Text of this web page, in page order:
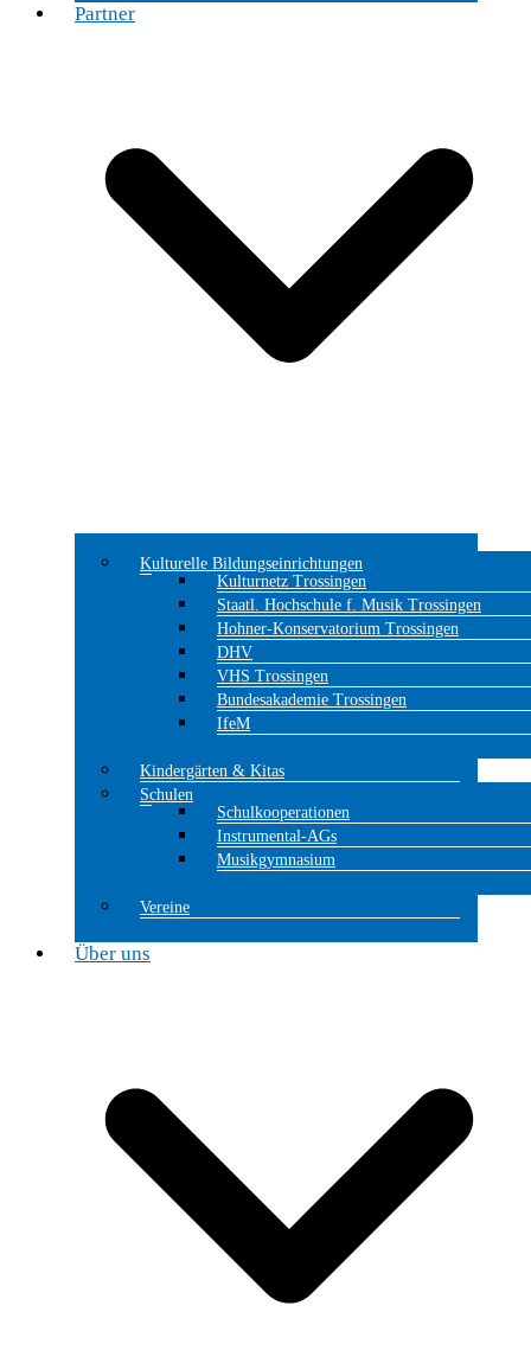
Partner
Kulturelle Bildungseinrichtungen
Kulturnetz Trossingen
Staatl. Hochschule f. Musik Trossingen
Hohner-Konservatorium Trossingen
DHV
VHS Trossingen
Bundesakademie Trossingen
IfeM
Kindergärten & Kitas
Schulen
Schulkooperationen
Instrumental-AGs
Musikgymnasium
Vereine
Über uns